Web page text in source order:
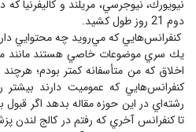
نيويورك، نيوجرسي، مريلند و كاليفرنيا
دوم 21 روز طول كشيد.
كنفرانس‌هايي كه مي‌رويد چه محتوايي
يك سري موضوعات خاصي هستند مانند
اخلاق كه من متأسفانه كمتر بودم؛
كنفرانس‌هايي كه عموميت دارند بيشتر
رشته‌اي در اين حوزه مقاله بدهد اگر
تا كنفرانس آخري كه رفتم در كالج